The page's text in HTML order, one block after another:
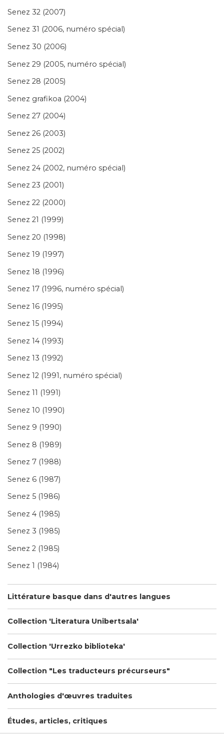
Senez 32 (2007)
Senez 31 (2006, numéro spécial)
Senez 30 (2006)
Senez 29 (2005, numéro spécial)
Senez 28 (2005)
Senez grafikoa (2004)
Senez 27 (2004)
Senez 26 (2003)
Senez 25 (2002)
Senez 24 (2002, numéro spécial)
Senez 23 (2001)
Senez 22 (2000)
Senez 21 (1999)
Senez 20 (1998)
Senez 19 (1997)
Senez 18 (1996)
Senez 17 (1996, numéro spécial)
Senez 16 (1995)
Senez 15 (1994)
Senez 14 (1993)
Senez 13 (1992)
Senez 12 (1991, numéro spécial)
Senez 11 (1991)
Senez 10 (1990)
Senez 9 (1990)
Senez 8 (1989)
Senez 7 (1988)
Senez 6 (1987)
Senez 5 (1986)
Senez 4 (1985)
Senez 3 (1985)
Senez 2 (1985)
Senez 1 (1984)
Littérature basque dans d'autres langues
Collection 'Literatura Unibertsala'
Collection 'Urrezko biblioteka'
Collection "Les traducteurs précurseurs"
Anthologies d'œuvres traduites
Études, articles, critiques